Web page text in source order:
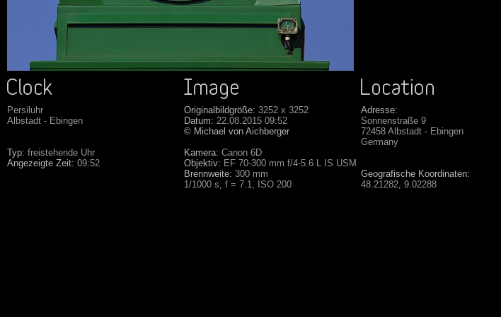
Persiluhr
Albstadt - Ebingen
Typ: freistehende Uhr
Angezeigte Zeit: 09:52
Originalbildgröße: 3252 x 3252
Datum: 22.08.2015 09:52
© Michael von Aichberger
Kamera: Canon 6D
Objektiv: EF 70-300 mm f/4-5.6 L IS USM
Brennweite: 300 mm
1/1000 s, f = 7.1, ISO 200
Adresse:
Sonnenstraße 9
72458 Albstadt - Ebingen
Germany
Geografische Koordinaten:
48.21282, 9.02288